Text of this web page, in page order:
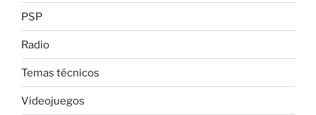
PSP
Radio
Temas técnicos
Videojuegos